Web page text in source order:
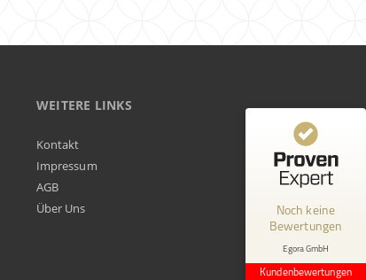
WEITERE LINKS
Kontakt
Impressum
AGB
Über Uns
Noch keine
Bewertungen
Egora GmbH
Kundenbewertungen
Kundenbewertungen und Erfahrungen zu
Erfahren Sie mehr über dieses Bewertungssiegel